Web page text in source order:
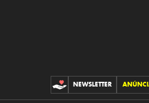
CONTRIBUCIONES
NEWSLETTER